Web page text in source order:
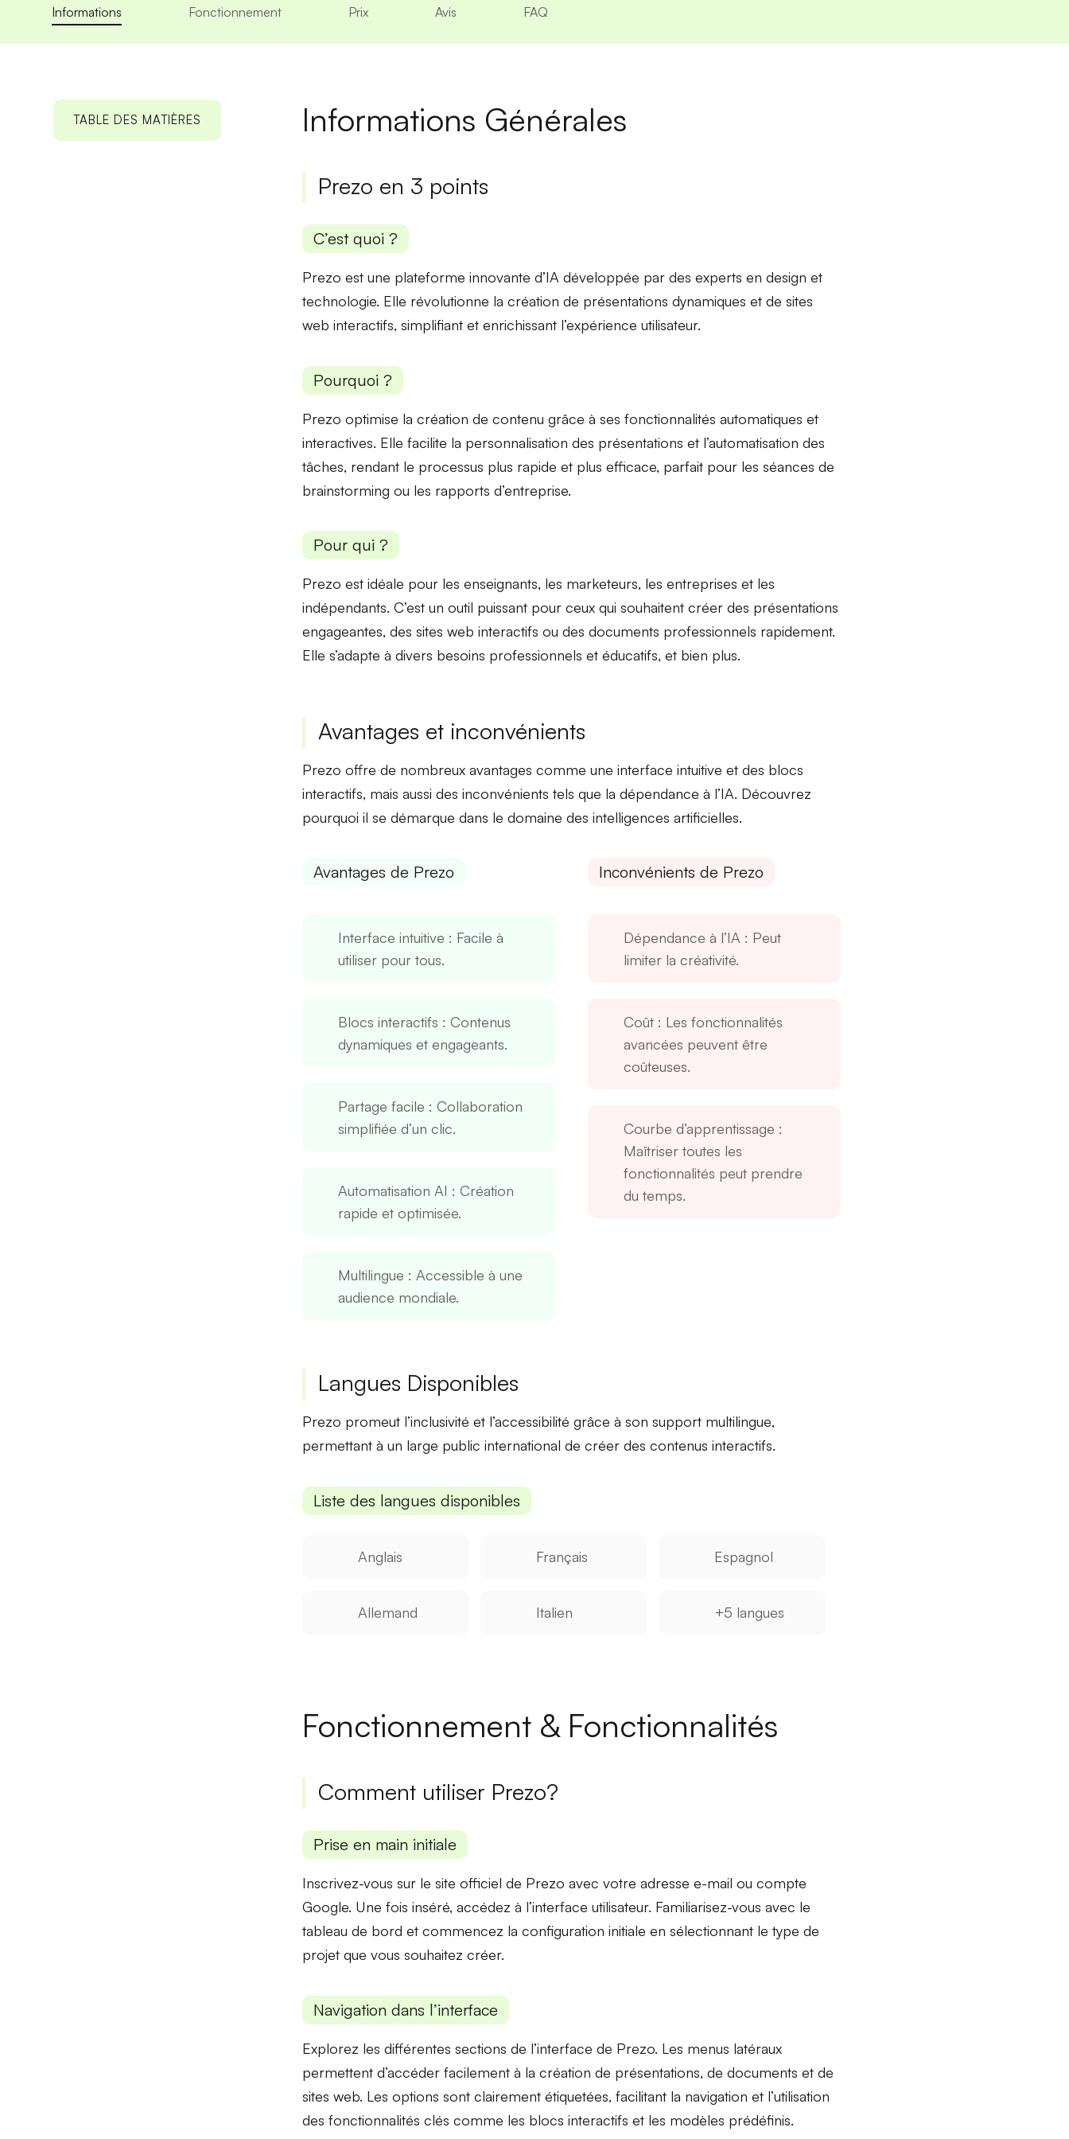
Informations Fonctionnement Prix Avis FAQ
TABLE DES MATIÈRES Informations Générales
Prezo en 3 points
C’est quoi ?
Prezo est une plateforme innovante d’IA développée par des experts en design et
technologie. Elle révolutionne la création de présentations dynamiques et de sites
web interactifs, simplifiant et enrichissant l’expérience utilisateur.
Pourquoi ?
Prezo optimise la création de contenu grâce à ses fonctionnalités automatiques et
interactives. Elle facilite la personnalisation des présentations et l’automatisation des
tâches, rendant le processus plus rapide et plus efficace, parfait pour les séances de
brainstorming ou les rapports d’entreprise.
Pour qui ?
Prezo est idéale pour les enseignants, les marketeurs, les entreprises et les
indépendants. C’est un outil puissant pour ceux qui souhaitent créer des présentations
engageantes, des sites web interactifs ou des documents professionnels rapidement.
Elle s’adapte à divers besoins professionnels et éducatifs, et bien plus.
Avantages et inconvénients
Prezo offre de nombreux avantages comme une interface intuitive et des blocs
interactifs, mais aussi des inconvénients tels que la dépendance à l’IA. Découvrez
pourquoi il se démarque dans le domaine des intelligences artificielles.
Avantages de Prezo
Interface intuitive : Facile à
utiliser pour tous.
Blocs interactifs : Contenus
dynamiques et engageants.
Partage facile : Collaboration
simplifiée d’un clic.
Automatisation AI : Création
rapide et optimisée.
Multilingue : Accessible à une
audience mondiale.
Inconvénients de Prezo
Dépendance à l’IA : Peut
limiter la créativité.
Coût: Les fonctionnalités
avancées peuvent être
coûteuses.
Courbe d’apprentissage :
Maîtriser toutes les
fonctionnalités peut prendre
du temps.
Langues Disponibles
Prezo promeut l’inclusivité et l’accessibilité grâce à son support multilingue,
permettant à un large public international de créer des contenus interactifs.
Liste des langues disponibles
Anglais Français Espagnol
Allemand Italien +5 langues
Fonctionnement & Fonctionnalités
Comment utiliser Prezo?
Prise en main initiale
Inscrivez-vous sur le site officiel de Prezo avec votre adresse e-mail ou compte
Google. Une fois inséré, accédez à l’interface utilisateur. Familiarisez-vous avec le
tableau de bord et commencez la configuration initiale en sélectionnant le type de
projet que vous souhaitez créer.
Navigation dans l’interface
Explorez les différentes sections de l’interface de Prezo. Les menus latéraux
permettent d’accéder facilement à la création de présentations, de documents et de
sites web. Les options sont clairement étiquetées, facilitant la navigation et l’utilisation
des fonctionnalités clés comme les blocs interactifs et les modèles prédéfinis.